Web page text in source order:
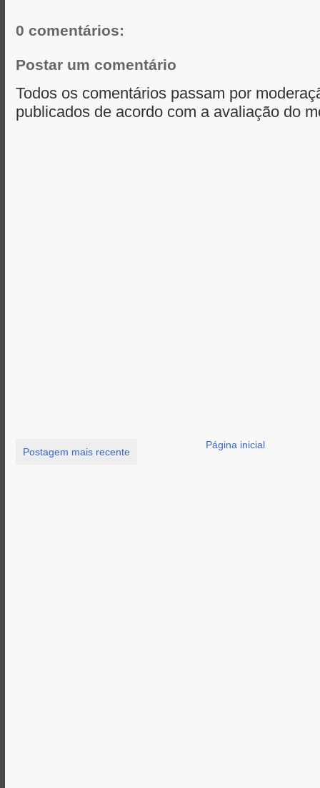
0 comentários:
Postar um comentário
Todos os comentários passam por
publicados de acordo com a avaliação do
Postagem mais recente
Página inicial